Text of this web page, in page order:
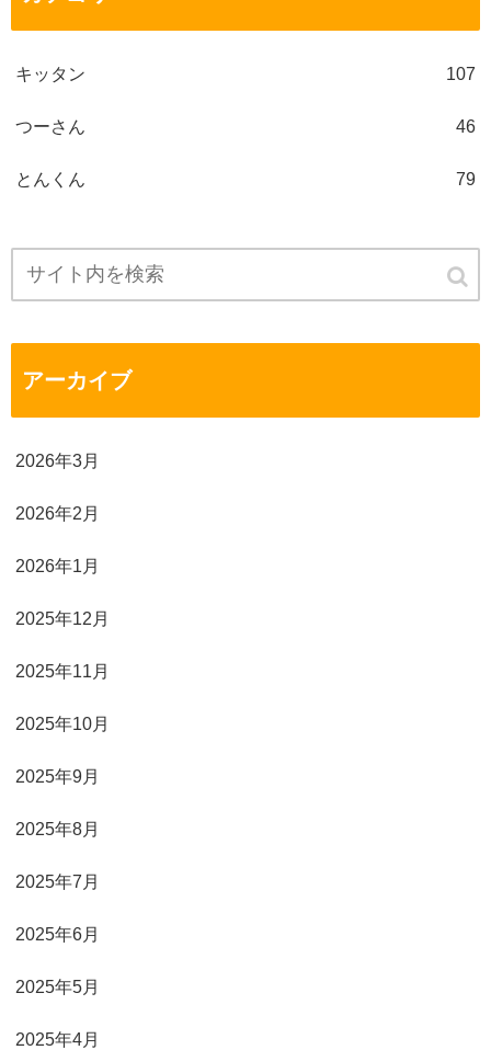
キッタン 107
つーさん 46
とんくん 79
アーカイブ
2026年3月
2026年2月
2026年1月
2025年12月
2025年11月
2025年10月
2025年9月
2025年8月
2025年7月
2025年6月
2025年5月
2025年4月